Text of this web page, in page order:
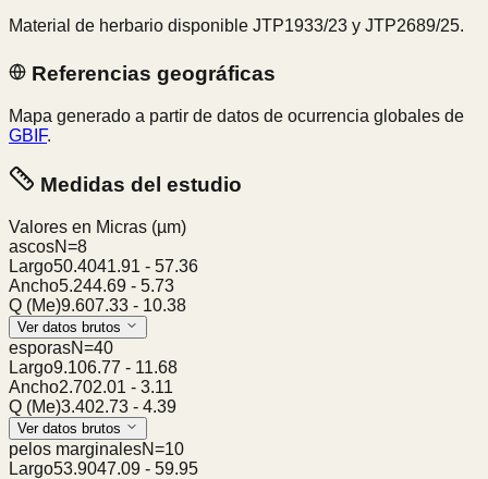
Material de herbario disponible JTP1933/23 y JTP2689/25.
Referencias geográficas
Mapa generado a partir de datos de ocurrencia globales de
GBIF.
Medidas del estudio
Valores en Micras (µm)
ascosN=8
Largo50.4041.91 - 57.36
Ancho5.244.69 - 5.73
Q (Me)9.607.33 - 10.38
Ver datos brutos
esporasN=40
Largo9.106.77 - 11.68
Ancho2.702.01 - 3.11
Q (Me)3.402.73 - 4.39
Ver datos brutos
pelos marginalesN=10
Largo53.9047.09 - 59.95